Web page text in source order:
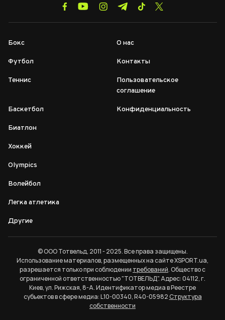
Бокс
Футбол
Теннис
Баскетбол
Биатлон
Хоккей
Olympics
Волейбол
Легка атлетика
Другие
О нас
Контакты
Пользовательское
соглашение
Конфиденциальность
© ООО Тотвельд, 2011 - 2025. Все права защищены.
Использование материалов, размещенных на сайте XSPORT.ua,
разрешается только при соблюдении требований. Общество с
ограниченной ответственностью "ТОТВЕЛЬД". Адрес: 04112, г.
Киев, ул. Рижская, 8-А. Идентификатор медиа в Реестре
субъектов в сфере медиа: L10-00340, R40-05982Структура
собственности